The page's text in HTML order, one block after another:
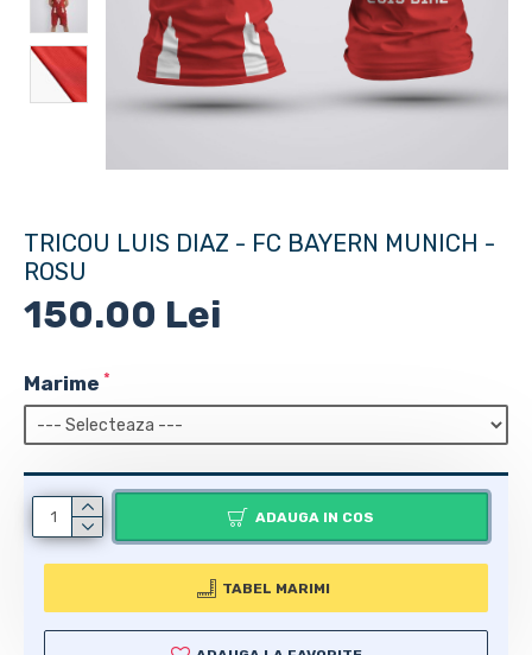
TRICOU LUIS DIAZ - FC BAYERN MUNICH -
ROSU
150.00 Lei
Marime
ADAUGA IN COS
TABEL MARIMI